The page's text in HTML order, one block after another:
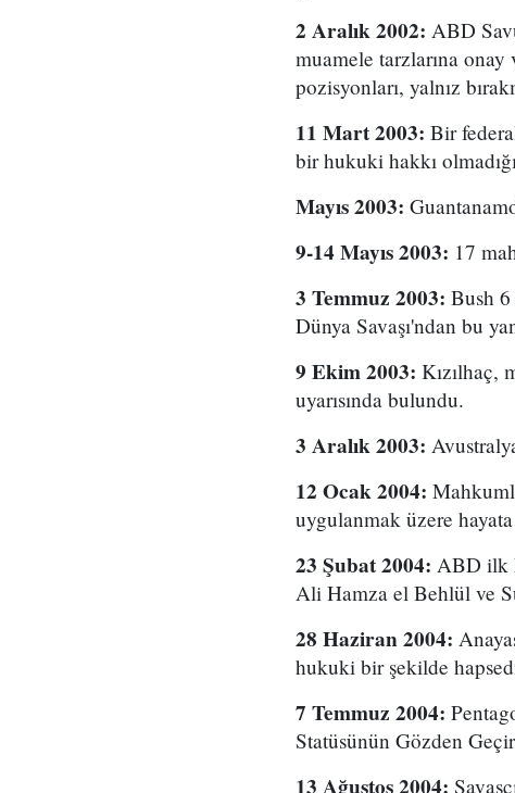
2 Aralık 2002: ABD
muamele tarzlarına onay
pozisyonları, yalnız
11 Mart 2003: Bir
bir hukuki hakkı
Mayıs 2003:
9-14 Mayıs 2003: 17
3 Temmuz 2003: Bush
Dünya Savaşı'ndan bu
9 Ekim 2003: Kızılhaç,
uyarısında bulundu.
3 Aralık 2003:
12 Ocak 2004:
uygulanmak üzere
23 Şubat 2004: ABD ilk
Ali Hamza el Behlül ve
28 Haziran 2004:
hukuki bir şekilde
7 Temmuz 2004:
Statüsünün Gözden
13 Ağustos 2004: